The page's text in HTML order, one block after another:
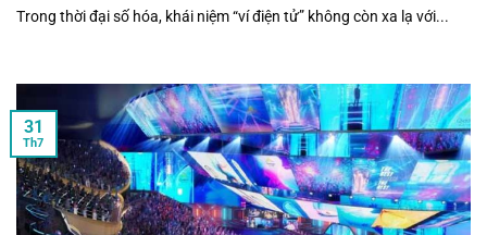
Trong thời đại số hóa, khái niệm “ví điện tử” không còn xa lạ với...
31
Th7